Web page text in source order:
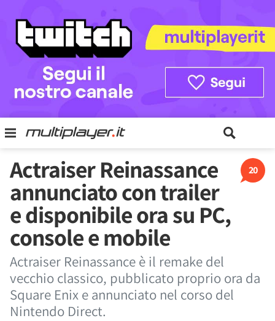
20
Actraiser Reinassance
annunciato con trailer
e disponibile ora su PC,
console e mobile
Actraiser Reinassance è il remake del
vecchio classico, pubblicato proprio ora da
Square Enix e annunciato nel corso del
Nintendo Direct.